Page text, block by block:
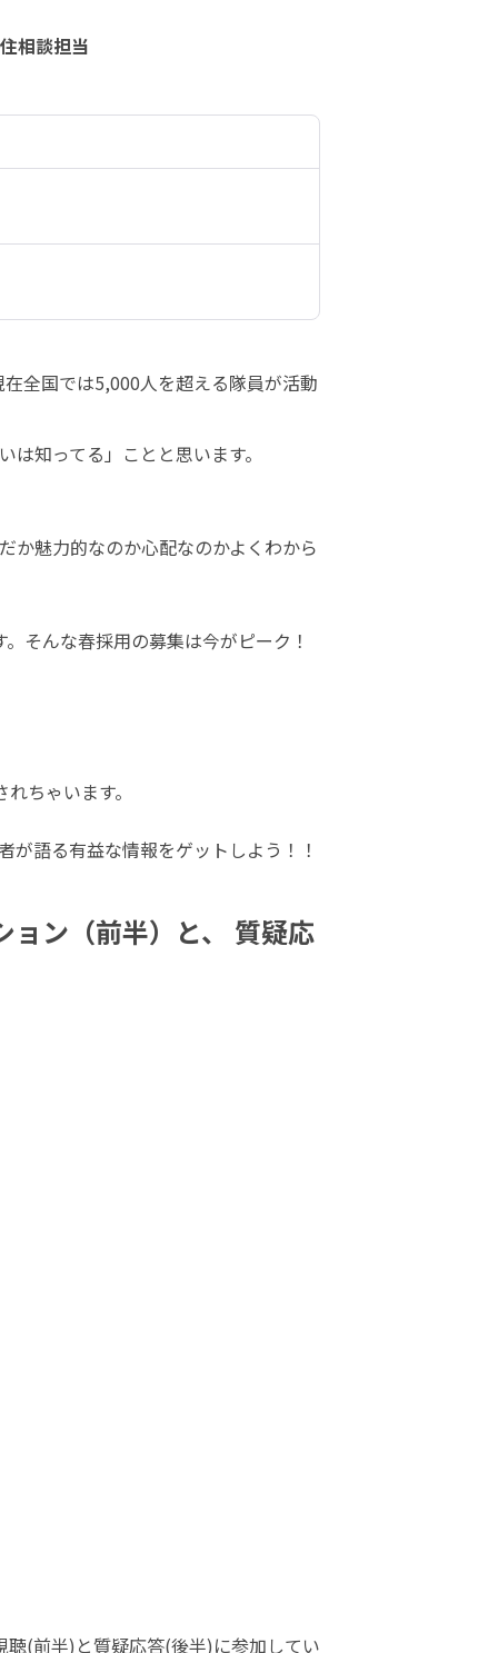
相談担当
全国では5,000人を超える隊員が活動
知ってる」ことと思います。
か魅力的なのか心配なのかよくわから
そんな春採用の募集は今がピーク！
ちゃいます。
語る有益な情報をゲットしよう！！
ョン（前半）と、 質疑応
(前半)と質疑応答(後半)に参加してい